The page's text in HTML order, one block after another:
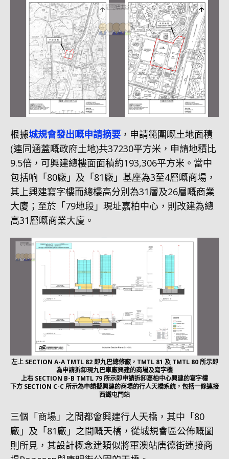
根據城規會發出嘅申請摘要 ，申請範圍嘅土地面積
(連同涵蓋嘅政府土地)共37230平方米，申請地積比
9.5倍，可興建總樓面面積約193,306平方米。當中
包括响「80廠」及「81廠」基座為3至4層嘅商場，
其上興建寫字樓而總樓高分別為31層及26層嘅商業
大廈；至於「79地段」現址嘉柏中心，則改建為總
高31層嘅商業大廈。
左上 SECTION A-A TMTL 82 即九巴總修廠，TMTL 81 及 TMTL 80 所示即
為申請拆卸現九巴車廠興建的商場及寫字樓
上右 SECTION B-B TMTL 79 所示即申請拆卸嘉柏中心興建的寫字樓
下方 SECTION C-C 所示為申請擬興建的商場的行人天橋系統，包括一條連接
西鐵屯門站
三個「商場」之間都會興建行人天橋，其中「80
廠」及「81廠」之間嘅天橋，從城規會區公佈嘅圖
則所見，其設計概念建類似將軍澳站唐德街連接商